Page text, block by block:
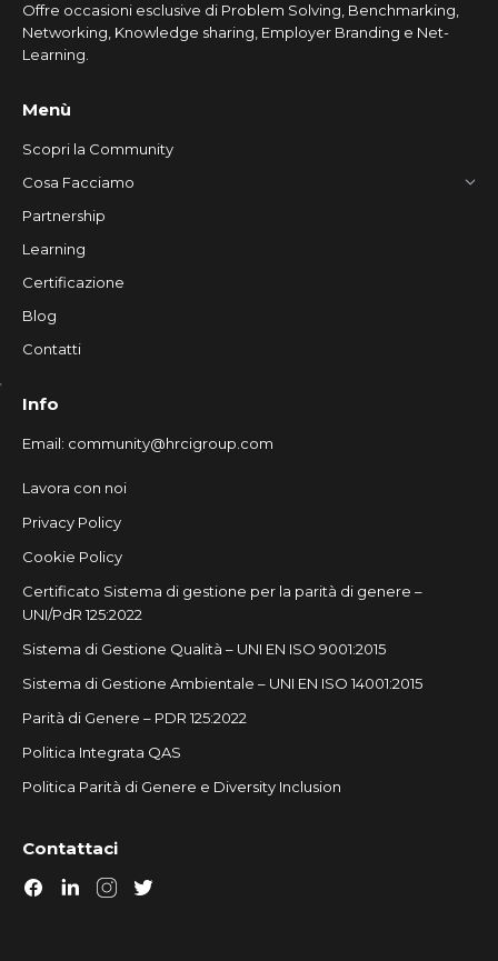
Offre occasioni esclusive di Problem Solving, Benchmarking,
Networking, Knowledge sharing, Employer Branding e Net-
Learning.
Menù
Scopri la Community
Cosa Facciamo
Partnership
Learning
Certificazione
Blog
Contatti
Info
Email: community@hrcigroup.com
Lavora con noi
Privacy Policy
Cookie Policy
Certificato Sistema di gestione per la parità di genere –
UNI/PdR 125:2022
Sistema di Gestione Qualità – UNI EN ISO 9001:2015
Sistema di Gestione Ambientale – UNI EN ISO 14001:2015
Parità di Genere – PDR 125:2022
Politica Integrata QAS
Politica Parità di Genere e Diversity Inclusion
Contattaci